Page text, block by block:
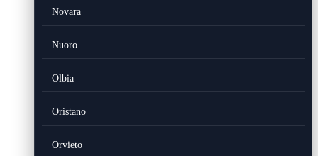
Novara
Nuoro
Olbia
Oristano
Orvieto